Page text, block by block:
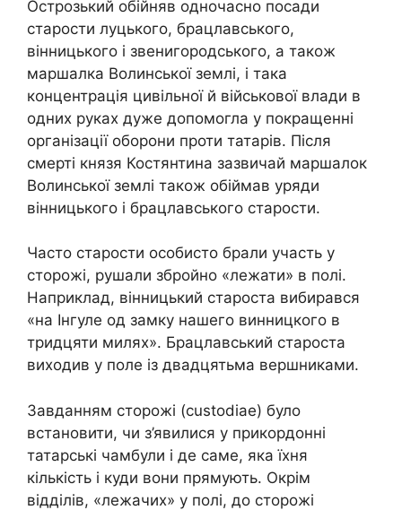
Острозький обійняв одночасно посади
старости луцького, брацлавського,
вінницького і звенигородського, а також
маршалка Волинської землі, і така
концентрація цивільної й військової влади в
одних руках дуже допомогла у покращенні
організації оборони проти татарів. Після
смерті князя Костянтина зазвичай маршалок
Волинської землі також обіймав уряди
вінницького і брацлавського старости.
Часто старости особисто брали участь у
сторожі, рушали збройно «лежати» в полі.
Наприклад, вінницький староста вибирався
«на Інгуле од замку нашего винницкого в
тридцяти милях». Брацлавський староста
виходив у поле із двадцятьма вершниками.
Завданням сторожі (custodiae) було
встановити, чи з’явилися у прикордонні
татарські чамбули і де саме, яка їхня
кількість і куди вони прямують. Окрім
відділів, «лежачих» у полі, до сторожі